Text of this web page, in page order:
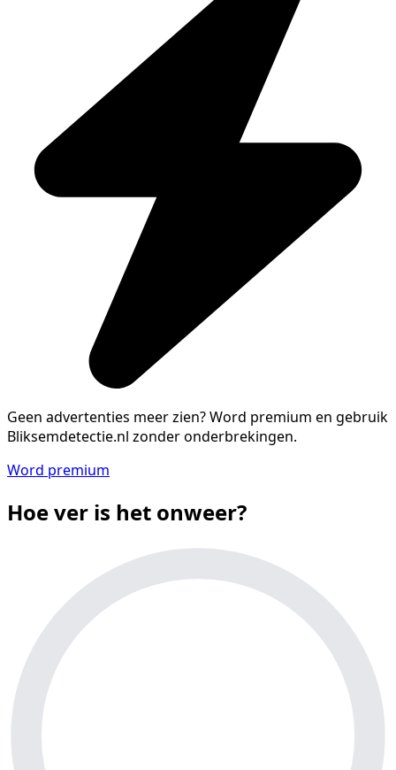
Geen advertenties meer zien?Word premium en gebruik
Bliksemdetectie.nl zonder onderbrekingen.
Word premium
Hoe ver is het onweer?